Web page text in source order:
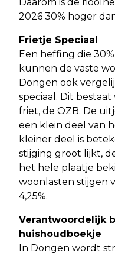
Daarom is de
2026 30% hoger
Frietje Speciaal
Een heffing die
kunnen de vaste
Dongen ook
speciaal. Dit
friet, de OZB. De
een klein deel van
kleiner deel is
stijging groot lijkt,
het hele plaatje
woonlasten stijgen
4,25%.
Verantwoordelijk
huishoudboekje
In Dongen wordt